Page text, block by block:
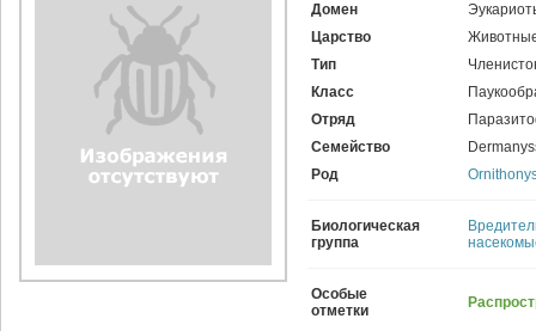
Домен
Царство
Тип
Класс
Отряд
Семейство
Род
Биологическая
группа
Особые
отметки